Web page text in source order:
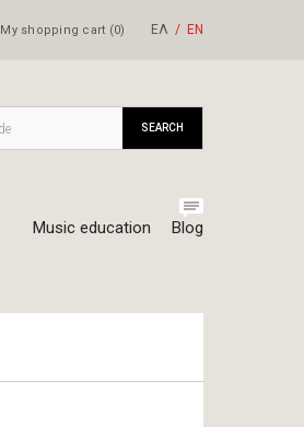
My shopping cart (0) ΕΛ ΕΝ
Music education Blog
SEARCH